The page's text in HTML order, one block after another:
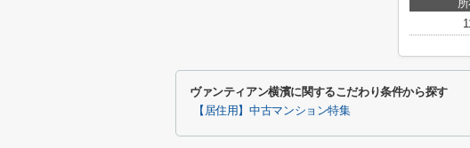
ヴァンティアン横濱に関するこだわり条件から探す
【居住用】中古マンション特集